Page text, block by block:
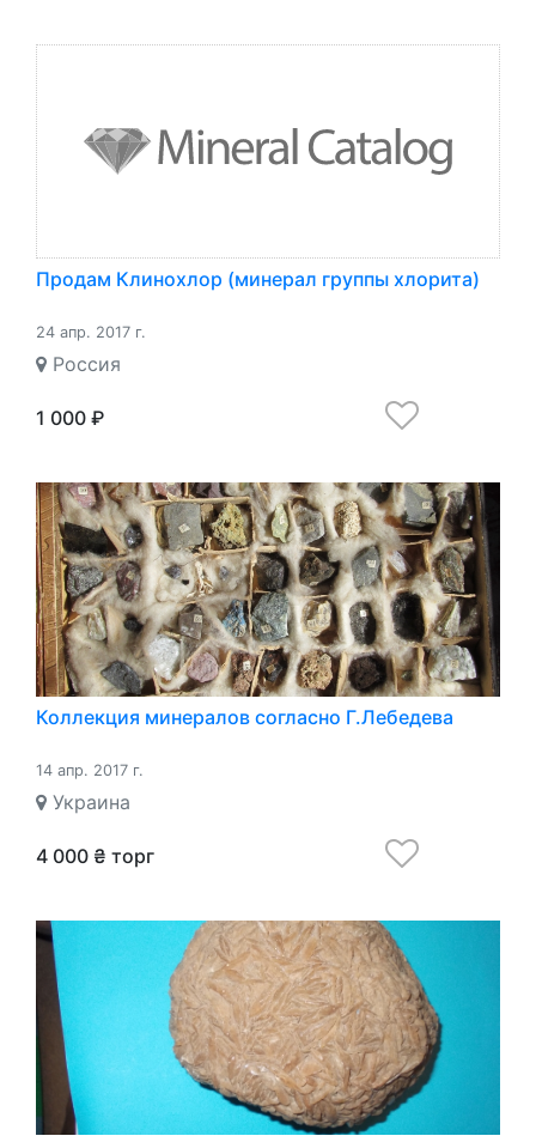
Продам Клинохлор (минерал группы хлорита)
24 апр. 2017 г.
Россия
1 000 ₽
Коллекция минералов согласно Г.Лебедева
14 апр. 2017 г.
Украина
4 000 ₴ торг